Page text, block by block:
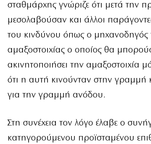
σταθμάρχης γνώριζε ότι μετά την
μεσολαβούσαν και άλλοι
του κινδύνου όπως ο μηχανοδηγός
αμαξοστοιχίας ο οποίος θα
ακινητοποιήσει την αμαξοστοιχία
ότι η αυτή κινούνταν στην γραμμή
για την γραμμή ανόδου.
Στη συνέχεια τον λόγο έλαβε ο
κατηγορούμενου προϊσταμένου